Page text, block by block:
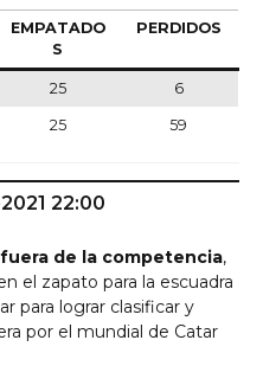
EMPATADO
S
PERDIDOS
25 6
25 59
22:00
de la competencia,
el zapato para la escuadra
para lograr clasificar y
por el mundial de Catar